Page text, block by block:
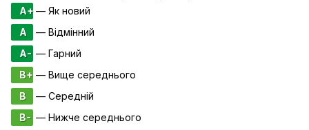
A+— Як новий
A
— Відмінний
A- — Гарний
B+ — Вище середнього
B
— Середній
B- — Нижче середнього